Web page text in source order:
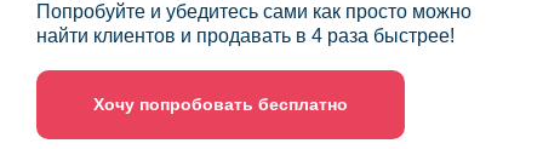
Попробуйте и убедитесь сами как просто можно
найти клиентов и продавать в 4 раза быстрее!
Хочу попробовать бесплатно